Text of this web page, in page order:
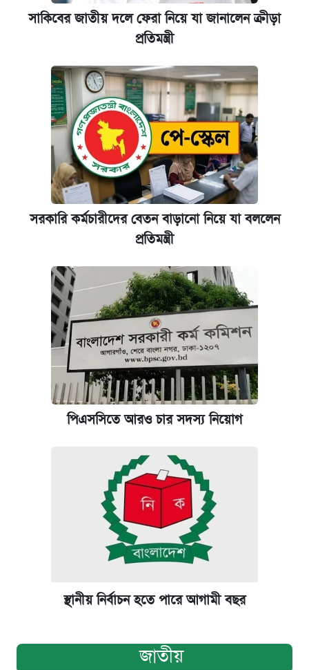
সাকিবের জাতীয় দলে ফেরা নিয়ে যা জানালেন ক্রীড়া
প্রতিমন্ত্রী
সরকারি কর্মচারীদের বেতন বাড়ানো নিয়ে যা বললেন
প্রতিমন্ত্রী
পিএসসিতে আরও চার সদস্য নিয়োগ
স্থানীয় নির্বাচন হতে পারে আগামী বছর
জাতীয়